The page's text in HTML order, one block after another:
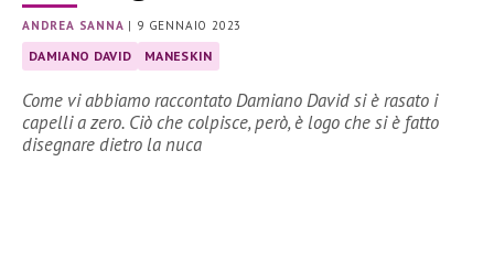
ANDREA SANNA | 9 GENNAIO 2023
DAMIANO DAVID MANESKIN
Come vi abbiamo raccontato Damiano David si è rasato i
capelli a zero. Ciò che colpisce, però, è logo che si è fatto
disegnare dietro la nuca